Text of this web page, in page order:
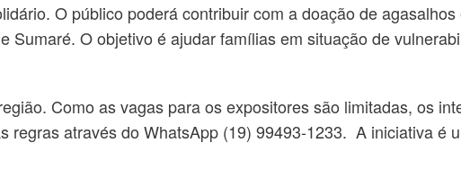
O público poderá contribuir com a doação de
Sumaré. O objetivo é ajudar famílias em situação de
Como as vagas para os expositores são limitadas, os
regras através do WhatsApp (19) 99493-1233. A iniciativa é